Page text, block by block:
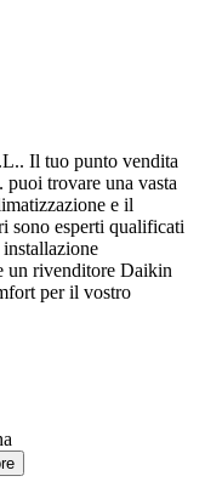
Il tuo punto vendita
trovare una vasta
e il
sono esperti qualificati
un rivenditore Daikin
per il vostro